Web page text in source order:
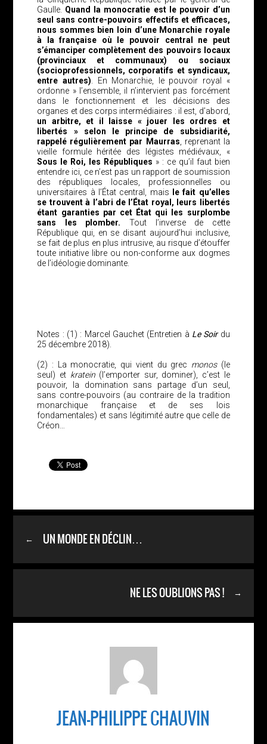
Gaulle. Quand la monocratie est le pouvoir d’un
seul sans contre-pouvoirs effectifs et efficaces,
nous sommes bien loin d’une Monarchie royale
à la française où le pouvoir central ne peut
s’émanciper complètement des pouvoirs locaux
(provinciaux et communaux) ou sociaux
(socioprofessionnels, corporatifs et syndicaux,
entre autres) . En Monarchie, le pouvoir royal «
ordonne » l’ensemble, il n’intervient pas forcément
dans le fonctionnement et les décisions des
organes et des corps intermédiaires : il est, d’abord,
un arbitre, et il laisse « jouer les ordres et
libertés » selon le principe de subsidiarité,
rappelé régulièrement par Maurras , reprenant la
vieille formule héritée des légistes médiévaux, «
Sous le Roi, les Républiques » : ce qu’il faut bien
entendre ici, ce n’est pas un rapport de soumission
des républiques locales, professionnelles ou
universitaires à l’État central, mais
le fait qu’elles
se trouvent à l’abri de l’État royal, leurs libertés
étant garanties par cet État qui les surplombe
sans les plomber. Tout l’inverse de cette
République qui, en se disant aujourd’hui inclusive,
se fait de plus en plus intrusive, au risque d’étouffer
toute initiative libre ou non-conforme aux dogmes
de l’idéologie dominante.
Notes : (1) : Marcel Gauchet (Entretien à Le Soirdu
25 décembre 2018).
(2) : La monocratie, qui vient du grec monos(le
seul) et kratein(l’emporter sur, dominer), c’est le
pouvoir, la domination sans partage d’un seul,
sans contre-pouvoirs (au contraire de la tradition
monarchique française et de ses lois
fondamentales) et sans légitimité autre que celle de
Créon…
← UN MONDE EN DÉCLIN…
→
NE LES OUBLIONS PAS !
JEAN-PHILIPPE CHAUVIN